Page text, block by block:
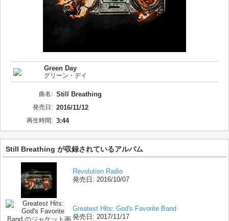
Green Day
グリーン・デイ
曲名: Still Breathing
発売日: 2016/11/12
再生時間: 3:44
Still Breathing が収録されているアルバム
Revolution Radio
発売日: 2016/10/07
Greatest Hits: God's Favorite Band
発売日: 2017/11/17